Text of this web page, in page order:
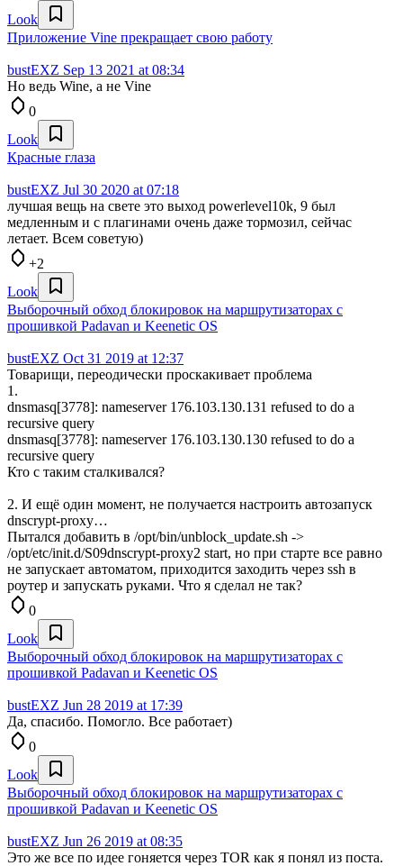
Look
Приложение Vine прекращает свою работу
bustEXZ Sep 13 2021 at 08:34
Но ведь Wine, а не Vine
0
Look
Красные глаза
bustEXZ Jul 30 2020 at 07:18
лучшая вещь на свете это выход powerlevel10k, 9 был
медленным и с плагинами очень даже тормозил, сейчас
летает. Всем советую)
+2
Look
Выборочный обход блокировок на маршрутизаторах с
прошивкой Padavan и Keenetic OS
bustEXZ Oct 31 2019 at 12:37
Товарищи, переодически проскакивает проблема
1.
dnsmasq[3778]: nameserver 176.103.130.131 refused to do a
recursive query
dnsmasq[3778]: nameserver 176.103.130.130 refused to do a
recursive query
Кто с таким сталкивался?
2. И ещё один момент, не получается настроить автозапуск
dnscrypt-proxy…
Пытался добавить в /opt/bin/unblock_update.sh ->
/opt/etc/init.d/S09dnscrypt-proxy2 start, но при старте все равно
не запускает автоматом, приходится заходить через ssh в
роутер и запускать руками. Что я сделал не так?
0
Look
Выборочный обход блокировок на маршрутизаторах с
прошивкой Padavan и Keenetic OS
bustEXZ Jun 28 2019 at 17:39
Да, спасибо. Помогло. Все работает)
0
Look
Выборочный обход блокировок на маршрутизаторах с
прошивкой Padavan и Keenetic OS
bustEXZ Jun 26 2019 at 08:35
Это же все по идее гоняется через TOR как я понял из поста.